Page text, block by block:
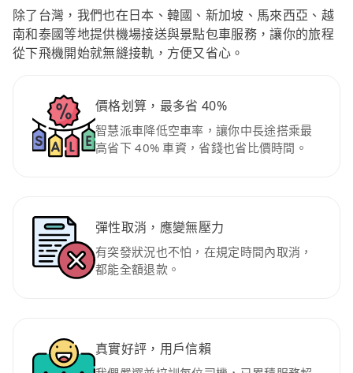
除了台灣，我們也在日本、韓國、新加坡、馬來西亞、越
南和泰國等地提供機場接送與景點包車服務，讓你的旅程
從下飛機開始就無縫接軌，方便又省心。
價格划算，最多省 40%
智慧派車降低空車率，讓你中長途搭乘最
高省下 40% 車資，省錢也省比價時間。
彈性取消，應變無壓力
有突發狀況也不怕，在規定時間內取消，
都能全額退款。
真實好評，用戶信賴